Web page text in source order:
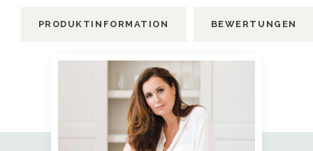
PRODUKTINFORMATION BEWERTUNGEN